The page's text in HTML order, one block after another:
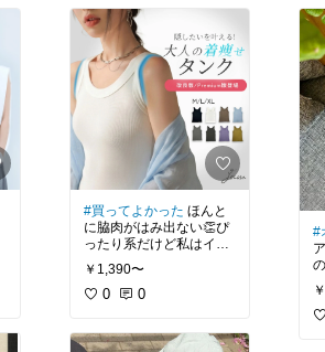
#買ってよかった ほんと
に脇肉がはみ出ない👏ぴ
ったり系だけど私はイン
ナーとして使うので問題
なし！ホワイト買って、
ブラックも追加購入した
た！
￥1,390〜
0 0
#